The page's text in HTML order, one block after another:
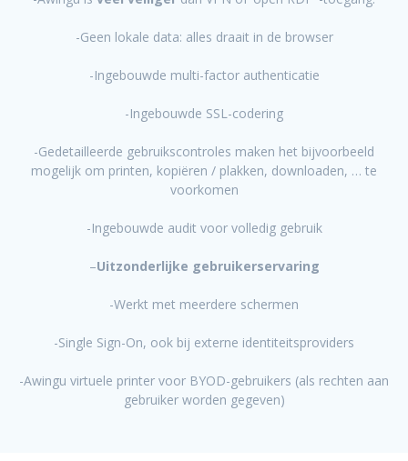
-Geen lokale data: alles draait in de browser
-Ingebouwde multi-factor authenticatie
-Ingebouwde SSL-codering
-Gedetailleerde gebruikscontroles maken het bijvoorbeeld
mogelijk om printen, kopiëren / plakken, downloaden, … te
voorkomen
-Ingebouwde audit voor volledig gebruik
–Uitzonderlijke gebruikerservaring
-Werkt met meerdere schermen
-Single Sign-On, ook bij externe identiteitsproviders
-Awingu virtuele printer voor BYOD-gebruikers (als rechten aan
gebruiker worden gegeven)